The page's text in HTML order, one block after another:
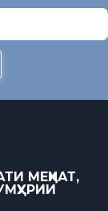
МЕҲНАТ,